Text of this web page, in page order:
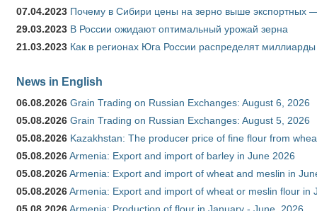
07.04.2023 Почему в Сибири цены на зерно выше экспортных
29.03.2023 В России ожидают оптимальный урожай зерна
21.03.2023 Как в регионах Юга России распределят
News in English
06.08.2026 Grain Trading on Russian Exchanges: August 6, 2026
05.08.2026 Grain Trading on Russian Exchanges: August 5, 2026
05.08.2026 Kazakhstan: The producer price of fine flour from
05.08.2026Armenia: Export and import of barley in June 2026
05.08.2026Armenia: Export and import of wheat and meslin in
05.08.2026Armenia: Export and import of wheat or meslin flour in